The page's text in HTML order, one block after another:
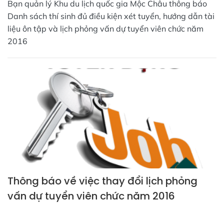
Bạn quản lý Khu du lịch quốc gia Mộc Châu thông báo
Danh sách thí sinh đủ điều kiện xét tuyển, hướng dẫn tài
liệu ôn tập và lịch phỏng vấn dự tuyển viên chức năm
2016
Thông báo về việc thay đổi lịch phỏng
vấn dự tuyển viên chức năm 2016